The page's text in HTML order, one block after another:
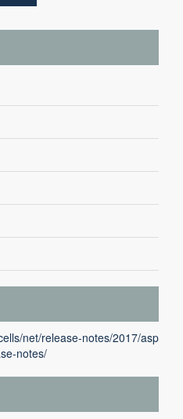
net/release-notes/2017/asp
notes/